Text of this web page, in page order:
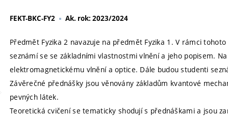
FEKT-BKC-FY2 Ak. rok: 2023/2024
Předmět Fyzika 2 navazuje na předmět Fyzika 1. V rámci
seznámí se se základními vlastnostmi vlnění a jeho popisem.
elektromagnetickému vlnění a optice. Dále budou studenti
Závěrečné přednášky jsou věnovány základům kvantové
pevných látek.
Teoretická cvičení se tematicky shodují s přednáškami a jsou